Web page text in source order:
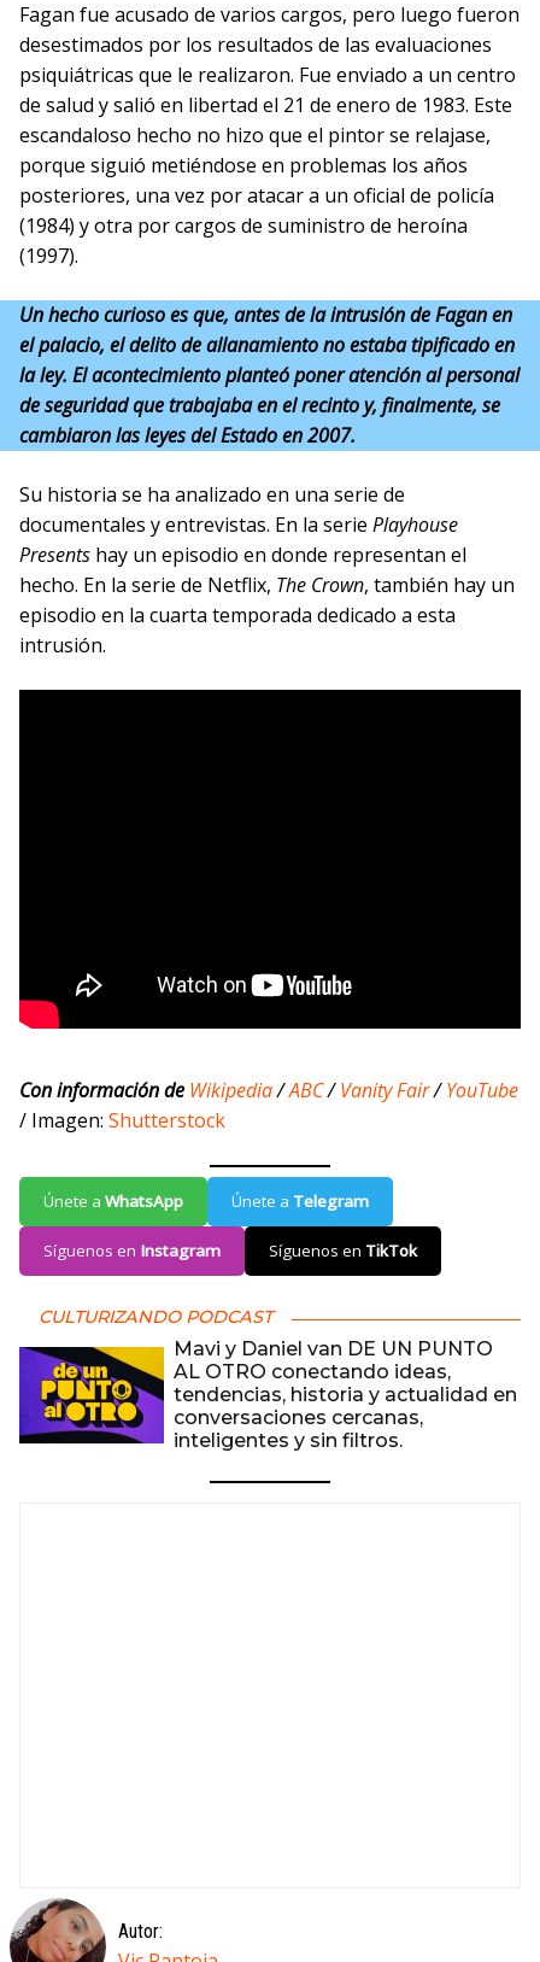
Fagan fue acusado de varios cargos, pero luego fueron
desestimados por los resultados de las evaluaciones
psiquiátricas que le realizaron. Fue enviado a un centro
de salud y salió en libertad el 21 de enero de 1983. Este
escandaloso hecho no hizo que el pintor se relajase,
porque siguió metiéndose en problemas los años
posteriores, una vez por atacar a un oficial de policía
(1984) y otra por cargos de suministro de heroína
(1997).
Un hecho curioso es que, antes de la intrusión de Fagan en
el palacio, el delito de allanamiento no estaba tipificado en
la ley. El acontecimiento planteó poner atención al personal
de seguridad que trabajaba en el recinto y, finalmente, se
cambiaron las leyes del Estado en 2007.
Su historia se ha analizado en una serie de
documentales y entrevistas. En la serie Playhouse
Presents hay un episodio en donde representan el
hecho. En la serie de Netflix, The Crown, también hay un
episodio en la cuarta temporada dedicado a esta
intrusión.
Con información de Wikipedia/ABC/Vanity Fair/YouTube
/ Imagen: Shutterstock
Únete a WhatsApp Únete a Telegram
Síguenos en Instagram Síguenos en TikTok
CULTURIZANDO PODCAST
Mavi y Daniel van DE UN PUNTO
AL OTRO conectando ideas,
tendencias, historia y actualidad en
conversaciones cercanas,
inteligentes y sin filtros.
Autor: